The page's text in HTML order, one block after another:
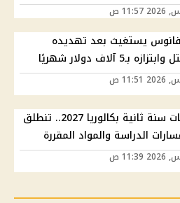
يستغيث بعد تهديده
بـ5 آلاف دولار شهريًا
موعد امتحانات سنة ثانية بكالوريا 2027.. تنطلق